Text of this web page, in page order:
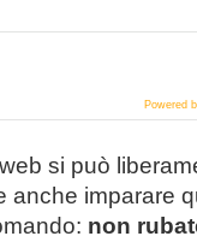
Powered
si può
anche imparare
non